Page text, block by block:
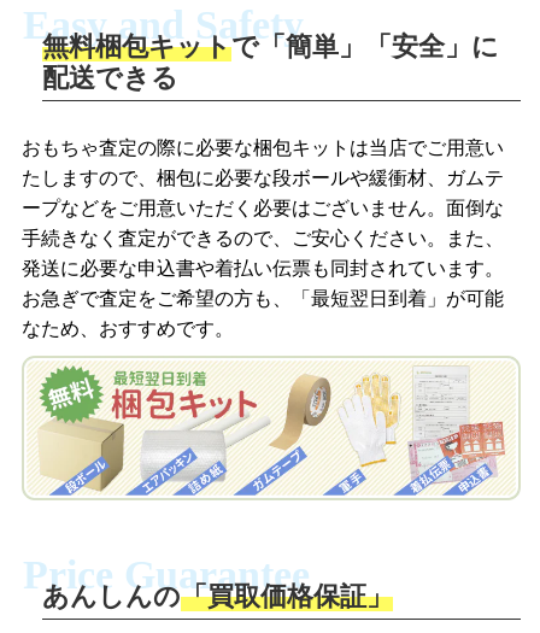
商品撮影
商品を撮影して、査定フォームから画像
を送信します。
梱包キットをメールで申し込み
査定結果をメールで確認し、梱包キット
を申し込みます。梱包キットは送料無料
でお届けします。
自宅でおもちゃを発送・梱包
梱包キットに同封する発送ガイドの手順
送。当店へ無料で発送いただけます。
入金完了
LINEの友だち追加・査定画像を送信
「ジョニージョイLINE査定」を友だちに
追加し、スマートフォンなどのカメラで
撮影したおもちゃの写真をトーク中に送
信します。
梱包キットをLINEで申し込み
査定結果をLINEで確認し、梱包キットを
申し込みます。梱包キットは送料無料で
お届けします。
自宅でおもちゃを発送・梱包
ださい。お電話にて集荷依頼を行い発
送。当店へ無料で発送いただけます。
Easy and Safety
無料梱包キットで「簡単」「安全」に
配送できる
おもちゃ査定の際に必要な梱包キットは当店でご用意い
たしますので、梱包に必要な段ボールや緩衝材、ガムテ
ープなどをご用意いただく必要はございません。面倒な
手続きなく査定ができるので、ご安心ください。また、
発送に必要な申込書や着払い伝票も同封されています。
お急ぎで査定をご希望の方も、「最短翌日到着」が可能
なため、おすすめです。
Price Guarantee
あんしんの「買取価格保証」